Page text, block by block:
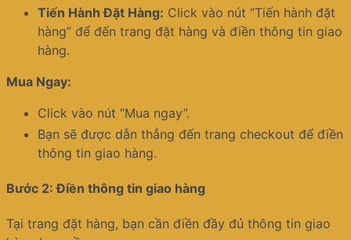
Tiến Hành Đặt Hàng: Click vào nút “Tiến hành đặt
hàng” để đến trang đặt hàng và điền thông tin giao
hàng.
Mua Ngay:
Click vào nút “Mua ngay”.
Bạn sẽ được dẫn thẳng đến trang checkout để điền
thông tin giao hàng.
Bước 2: Điền thông tin giao hàng
Tại trang đặt hàng, bạn cần điền đầy đủ thông tin giao